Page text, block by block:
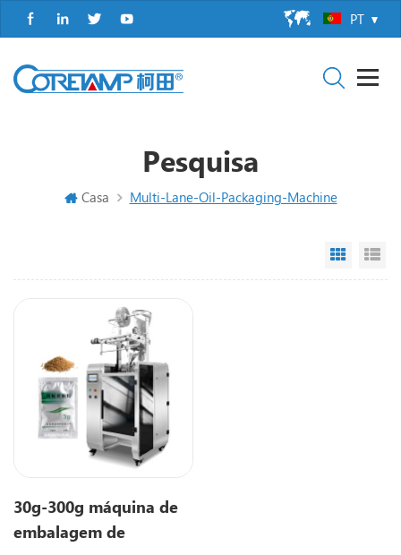
PT
Pesquisa
Casa Multi-Lane-Oil-Packaging-Machine
Grid
30g-300g máquina de
embalagem de